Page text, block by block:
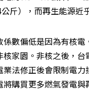
公斤），而再生能源近
數偏低是因為有核電
家園。非核之後，台
法修正後會限制電力
購買更多燃氣發電與